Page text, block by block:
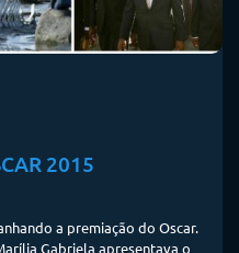
2015
a premiação do Oscar.
Gabriela apresentava o